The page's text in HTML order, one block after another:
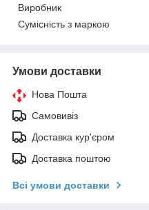
Виробник
Сумісність з маркою
Умови доставки
Нова Пошта
Самовивіз
Доставка кур'єром
Доставка поштою
Всі умови доставки